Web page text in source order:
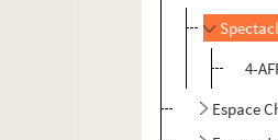
4-
Espace